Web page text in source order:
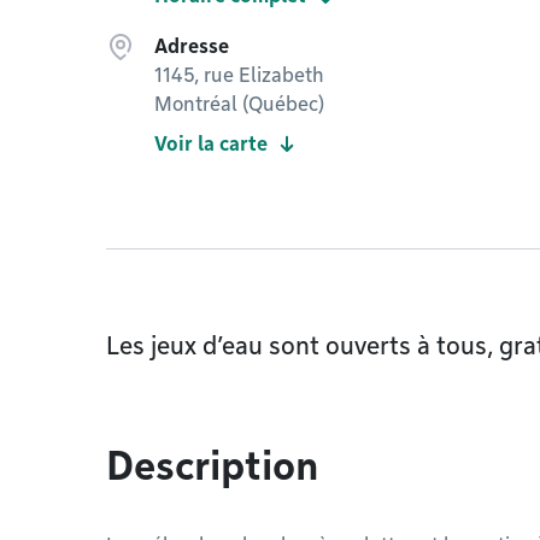
Adresse
1145, rue Elizabeth
Montréal (Québec)
Voir la carte
Les jeux d’eau sont ouverts à tous,
Description